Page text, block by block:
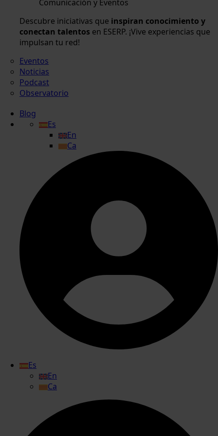
Comunicación y Eventos
Descubre iniciativas que inspiran conocimiento y
conectan talentos en ESERP. ¡Vive experiencias que
impulsan tu red!
Eventos
Noticias
Podcast
Observatorio
Blog
Es
En
Ca
Es
En
Ca